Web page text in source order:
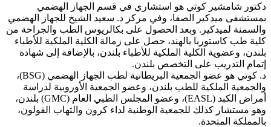
دكتور شامشير كوتي هو استشاري في قسم الجهاز الهضمي
بمستشفى ميدكير الصفا، وفي مركز د. سعيد الشيخ للجهاز الهضمي
والسمنة لميدكير. وبعد الحصول على بكالريوس الطب والجراحة من
كلية طب كاستوربا بالهند، حصل على زمالة الكلية الملكية للأطباء
بلندن، وعضوية الكلية الملكية للأطباء بلندن، بالإضافة إلى شهادة
إتمام التدريب على التخصص بلندن.
د. كوتي هو عضو الجمعية البريطانية لطب الجهاز الهضمي (BSG)،
والجمعية الملكية للطب بلندن، وعضو الجمعية الأوروبية لدراسة
أمراض الكبد (EASL)، وعضو المجلس الطبي العام (GMC) بلندن،
وهو مستشار كذلك للجمعية الوطنية لداء كرون والتهاب القولون،
بالمملكة المتحدة.